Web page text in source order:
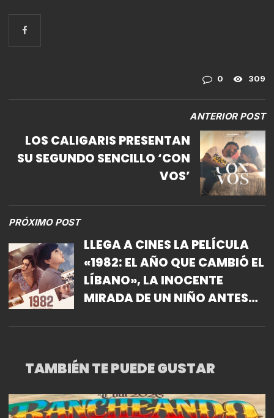
0 309
ANTERIOR POST
LOS CALIGARIS PRESENTAN
SU SEGUNDO SENCILLO ‘CON
VOS’
PRÓXIMO POST
LLEGA A CINES LA PELÍCULA
«1982: EL AÑO QUE CAMBIÓ EL
LÍBANO», LA INOCENTE
MIRADA DE UN NIÑO ANTES
TAMBIÉN TE PUEDE GUSTAR